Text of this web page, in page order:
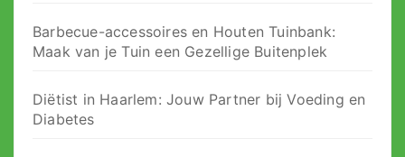
Barbecue-accessoires en Houten Tuinbank:
Maak van je Tuin een Gezellige Buitenplek
Diëtist in Haarlem: Jouw Partner bij Voeding en
Diabetes